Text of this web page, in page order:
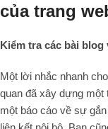
của trang
Kiểm tra các bài blog
Một lời nhắc nhanh
quan đã xây dựng một
một báo cáo về sự